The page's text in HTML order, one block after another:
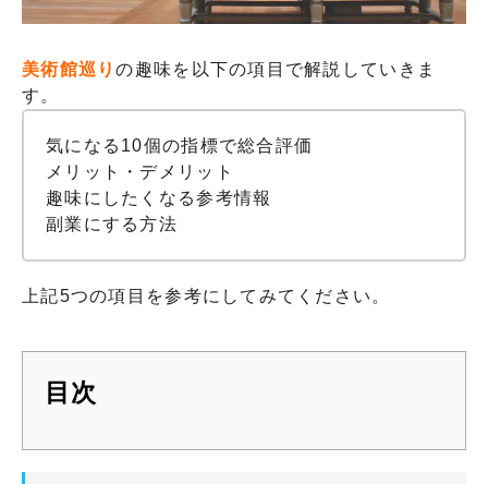
美術館巡りの趣味を以下の項目で解説していきま
す。
気になる10個の指標で総合評価
メリット・デメリット
趣味にしたくなる参考情報
副業にする方法
上記5つの項目を参考にしてみてください。
目次